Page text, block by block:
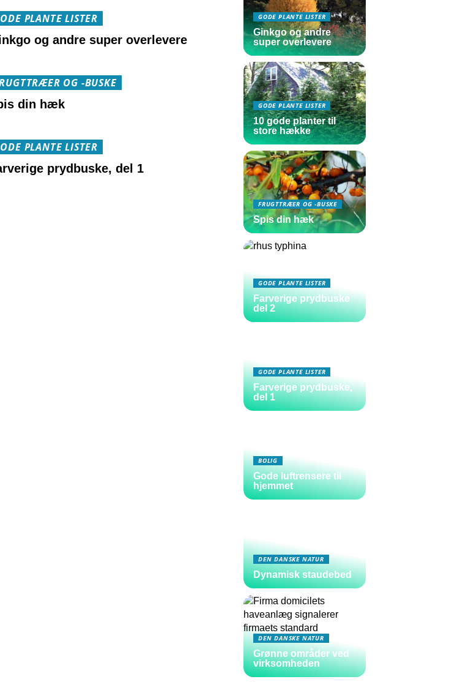
PLANTE LISTER
og andre super overlevere
OG -BUSKE
din hæk
PLANTE LISTER
prydbuske, del 1
GODE PLANTE LISTER
Ginkgo og andre
super overlevere
GODE PLANTE LISTER
10 gode planter til
store hække
FRUGTTRÆER OG -BUSKE
Spis din hæk
GODE PLANTE LISTER
Farverige prydbuske
del 2
GODE PLANTE LISTER
Farverige prydbuske,
del 1
BOLIG
Gode luftrensere til
hjemmet
DEN DANSKE NATUR
Dynamisk staudebed
DEN DANSKE NATUR
Grønne områder ved
virksomheden